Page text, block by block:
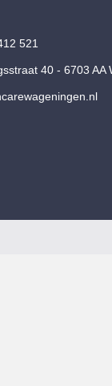
521
40 - 6703 AA